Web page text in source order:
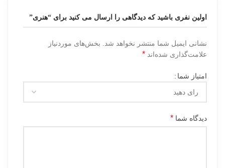
اولین نفری باشید که دیدگاهی را ارسال می کنید برای “هنری”
نشانی ایمیل شما منتشر نخواهد شد.
بخش‌های موردنیاز
علامت‌گذاری شده‌اند*
امتیاز شما
دیدگاه شما*